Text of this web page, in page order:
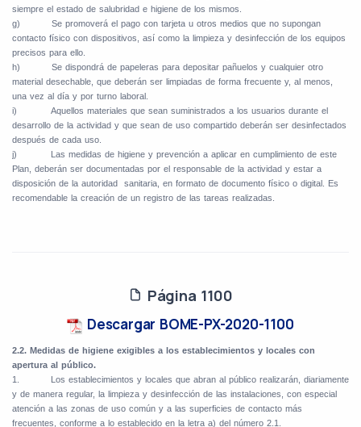
siempre el estado de salubridad e higiene de los mismos.
g)
Se promoverá el pago con tarjeta u otros medios que no supongan
contacto físico con dispositivos, así como la limpieza y desinfección de los equipos
precisos para ello.
h)
Se dispondrá de papeleras para depositar pañuelos y cualquier otro
material desechable, que deberán ser limpiadas de forma frecuente y, al menos,
una vez al día y por turno laboral.
i)
Aquellos materiales que sean suministrados a los usuarios durante el
desarrollo de la actividad y que sean de uso compartido deberán ser desinfectados
después de cada uso.
j)
Las medidas de higiene y prevención a aplicar en cumplimiento de este
Plan, deberán ser documentadas por el responsable de la actividad y estar a
disposición de la autoridad
sanitaria, en formato de documento físico o digital. Es
recomendable la creación de un registro de las tareas realizadas.
Página 1100
Descargar BOME-PX-2020-1100
2.2. Medidas de higiene exigibles a los establecimientos y locales con
apertura al público.
1.
Los establecimientos y locales que abran al público realizarán, diariamente
y de manera regular, la limpieza y desinfección de las instalaciones, con especial
atención a las zonas de uso común y a las superficies de contacto más
frecuentes, conforme a lo establecido en la letra a) del número 2.1.